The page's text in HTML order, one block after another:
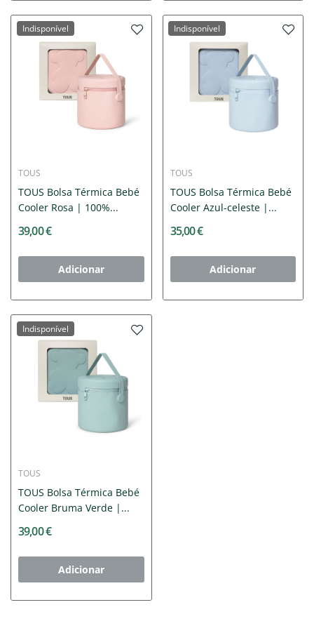
Indisponível
TOUS
TOUS Bolsa Térmica Bebé
Cooler Rosa | 100%...
39,00 €
Adicionar
Indisponível
TOUS
TOUS Bolsa Térmica Bebé
Cooler Azul-celeste |...
35,00 €
Adicionar
Indisponível
TOUS
TOUS Bolsa Térmica Bebé
Cooler Bruma Verde |...
39,00 €
Adicionar